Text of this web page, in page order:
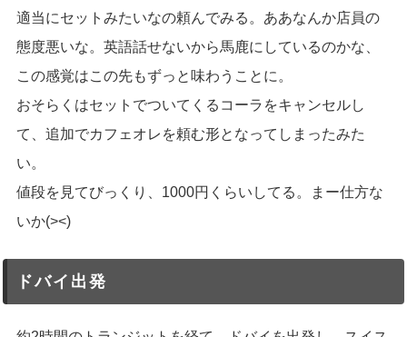
適当にセットみたいなの頼んでみる。ああなんか店員の
態度悪いな。英語話せないから馬鹿にしているのかな、
この感覚はこの先もずっと味わうことに。
おそらくはセットでついてくるコーラをキャンセルし
て、追加でカフェオレを頼む形となってしまったみた
い。
値段を見てびっくり、1000円くらいしてる。まー仕方な
いか(><)
ドバイ出発